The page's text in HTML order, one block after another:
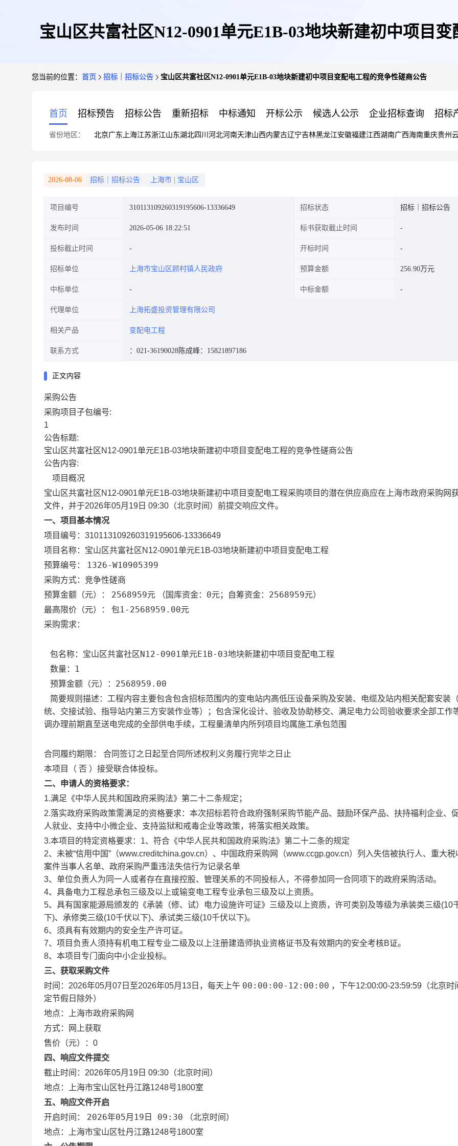
宝山区共富社区N12-0901单元E1B-03地块新建初中项目
您当前的位置： 首页 招标｜招标公告 宝山区共富社区N12-0901单元E1B-03地块新建初中项目变配电工程的竞争性磋商公告
首页 招标预告 招标公告 重新招标 中标通知 开标公示 候选人公示 企业招标查询 招标
省份地区： 北京广东 上海江苏浙江山东湖北四川 河北河南天津山西内蒙古辽宁吉林黑龙江安徽福建江西湖南广西海南重庆贵州
2026-08-06 招标｜招标公告 上海市 宝山区
项目编号 310113109260319195606-13336649 招标状态 招标｜招标公告
发布时间 2026-05-06 18:22:51 标书获取截止时间
投标截止时间 开标时间
招标单位 上海市宝山区顾村镇人民政府 预算金额 256.90万元
中标单位 中标金额
代理单位 上海拓盛投资管理有限公司
相关产品 变配电工程
联系方式 ：021-36190028陈成峰：15821897186
正文内容
采购公告
采购项目子包编号:
1
公告标题:
宝山区共富社区N12-0901单元E1B-03地块新建初中项目变配电工程的竞争性磋商公告
公告内容:
项目概况
宝山区共富社区N12-0901单元E1B-03地块新建初中项目变配电工程采购项目的潜在供应商应在 上海市政府采购网
文件，并于2026年05月19日 09:30 （北京时间）前提交响应文件。
一、项目基本情况
项目编号： 310113109260319195606-13336649
项目名称： 宝山区共富社区N12-0901单元E1B-03地块新建初中项目变配电工程
预算编号：
1326-W10905399
采购方式：竞争性磋商
预算金额（元）： 2568959元 （国库资金：0元；自筹资金：2568959元）
最高限价（元）： 包1-2568959.00元
采购需求：
包名称： 宝山区共富社区N12-0901单元E1B-03地块新建初中项目变配电工程
数量： 1
预算金额（元）： 2568959.00
简要规则描述： 工程内容主要包含包含招标范围内的变电站内高低压设备采购及安装、电缆及站内相关配套安装
统、交接试验、指导站内第三方安装作业等）；包含深化设计、验收及协助移交、满足电力公司验收要求全部工作
调办理前期直至送电完成的全部供电手续，工程量清单内所列项目均属施工承包范围
合同履约期限： 合同签订之日起至合同所述权利义务履行完毕之日止
本项目（ 否 ）接受联合体投标。
二、申请人的资格要求：
1.满足《中华人民共和国政府采购法》第二十二条规定；
2.落实政府采购政策需满足的资格要求： 本次招标若符合政府强制采购节能产品、鼓励环保产品、扶持福利企业、
人就业、支持中小微企业、支持监狱和戒毒企业等政策，将落实相关政策。
3.本项目的特定资格要求： 1、符合《中华人民共和国政府采购法》第二十二条的规定
2、未被“信用中国”（www.creditchina.gov.cn）、中国政府采购网（www.ccgp.gov.cn）列入失信被执行人、重大税
案件当事人名单、政府采购严重违法失信行为记录名单
3、单位负责人为同一人或者存在直接控股、管理关系的不同投标人，不得参加同一合同项下的政府采购活动。
4、具备电力工程总承包三级及以上或输变电工程专业承包三级及以上资质。
5、具有国家能源局颁发的《承装（修、试）电力设施许可证》三级及以上资质，许可类别及等级为承装类三级(10
下)、承修类三级(10千伏以下)、承试类三级(10千伏以下)。
6、须具有有效期内的安全生产许可证。
7、项目负责人须持有机电工程专业二级及以上注册建造师执业资格证书及有效期内的安全考核B证。
8、本项目专门面向中小企业投标。
三、获取采购文件
时间： 2026年05月07日 至2026年05月13日 ，每天上午 00:00:00-12:00:00 ，下午12:00:00-23:59:59 （北京
定节假日除外）
地点：
上海市政府采购网
方式：
网上获取
售价（元）： 0
四、响应文件提交
截止时间： 2026年05月19日 09:30 （北京时间）
地点：
上海市宝山区牡丹江路1248号1800室
五、响应文件开启
开启时间： 2026年05月19日 09:30 （北京时间）
地点：
上海市宝山区牡丹江路1248号1800室